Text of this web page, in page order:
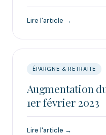
Lire l'article →
ÉPARGNE & RETRAITE
Augmentation
1er février 2023
Lire l'article →